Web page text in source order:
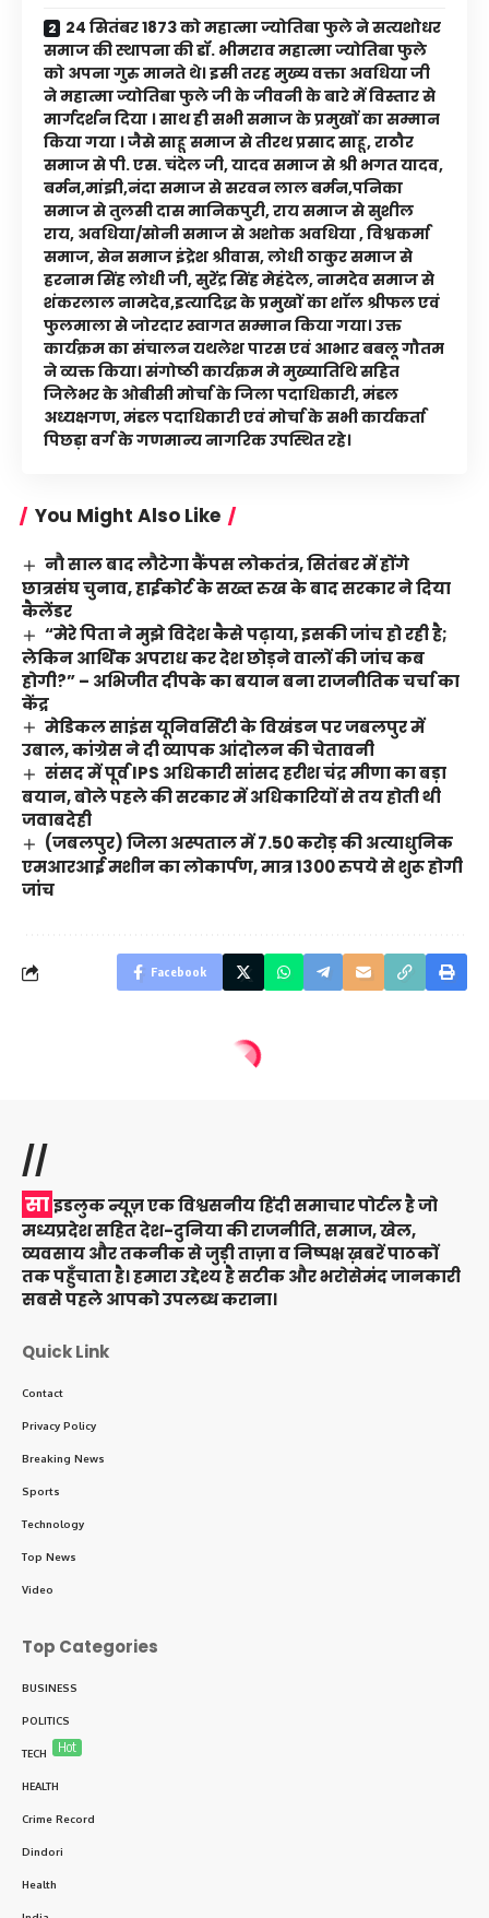
24 सितंबर 1873 को महात्मा ज्योतिबा फुले ने सत्यशोधर
समाज की स्थापना की डॉ. भीमराव महात्मा ज्योतिबा फुले
को अपना गुरु मानते थे। इसी तरह मुख्य वक्ता अवधिया जी
ने महात्मा ज्योतिबा फुले जी के जीवनी के बारे में विस्तार से
मार्गदर्शन दिया । साथ ही सभी समाज के प्रमुखों का सम्मान
किया गया । जैसे साहू समाज से तीरथ प्रसाद साहू, राठौर
समाज से पी. एस. चंदेल जी, यादव समाज से श्री भगत यादव,
बर्मन,मांझी,नंदा समाज से सरवन लाल बर्मन,पनिका
समाज से तुलसी दास मानिकपुरी, राय समाज से सुशील
राय, अवधिया/सोनी समाज से अशोक अवधिया , विश्वकर्मा
समाज, सेन समाज इंद्रेश श्रीवास, लोधी ठाकुर समाज से
हरनाम सिंह लोधी जी, सुरेंद्र सिंह मेहंदेल, नामदेव समाज से
शंकरलाल नामदेव,इत्यादिद्ध के प्रमुखों का शाॅल श्रीफल एवं
फुलमाला से जोरदार स्वागत सम्मान किया गया। उक्त
कार्यक्रम का संचालन यथलेश पारस एवं आभार बबलू गौतम
ने व्यक्त किया। संगोष्ठी कार्यक्रम मे मुख्यातिथि सहित
जिलेभर के ओबीसी मोर्चा के जिला पदाधिकारी, मंडल
अध्यक्षगण, मंडल पदाधिकारी एवं मोर्चा के सभी कार्यकर्ता
पिछड़ा वर्ग के गणमान्य नागरिक उपस्थित रहे।
You Might Also Like
नौ साल बाद लौटेगा कैंपस लोकतंत्र, सितंबर में होंगे
छात्रसंघ चुनाव, हाईकोर्ट के सख्त रुख के बाद सरकार ने दिया
कैलेंडर
“मेरे पिता ने मुझे विदेश कैसे पढ़ाया, इसकी जांच हो रही है;
लेकिन आर्थिक अपराध कर देश छोड़ने वालों की जांच कब
होगी?” – अभिजीत दीपके का बयान बना राजनीतिक चर्चा का
केंद्र
मेडिकल साइंस यूनिवर्सिटी के विखंडन पर जबलपुर में
उबाल, कांग्रेस ने दी व्यापक आंदोलन की चेतावनी
संसद में पूर्व IPS अधिकारी सांसद हरीश चंद्र मीणा का बड़ा
बयान, बोले पहले की सरकार में अधिकारियों से तय होती थी
जवाबदेही
(जबलपुर) जिला अस्पताल में 7.50 करोड़ की अत्याधुनिक
एमआरआई मशीन का लोकार्पण, मात्र 1300 रुपये से शुरू होगी
जांच
Facebook
//
साइडलुक न्यूज़ एक विश्वसनीय हिंदी समाचार पोर्टल है जो
मध्यप्रदेश सहित देश-दुनिया की राजनीति, समाज, खेल,
व्यवसाय और तकनीक से जुड़ी ताज़ा व निष्पक्ष ख़बरें पाठकों
तक पहुँचाता है। हमारा उद्देश्य है सटीक और भरोसेमंद जानकारी
सबसे पहले आपको उपलब्ध कराना।
Quick Link
Contact
Privacy Policy
Breaking News
Sports
Technology
Top News
Video
Top Categories
BUSINESS
POLITICS
TECH Hot
HEALTH
Crime Record
Dindori
Health